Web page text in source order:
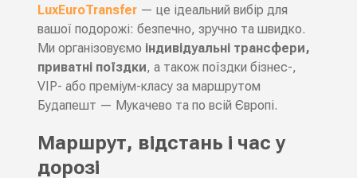
LuxEuroTransfer— це ідеальний вибір для
вашої подорожі: безпечно, зручно та швидко.
Ми організовуємо індивідуальні трансфери,
приватні поїздки, а також поїздки бізнес-,
VIP- або преміум-класу за маршрутом
Будапешт — Мукачево та по всій Європі.
Маршрут, відстань і час у
дорозі